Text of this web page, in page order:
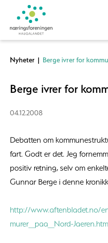
Nyheter | Berge ivrer for
Berge ivrer for
04.12.2008
Debatten om
fart. Godt er det. Jeg
positiv retning, selv om
Gunnar Berge i denne
http://www.aftenbladet.no/
murer_paa_Nord-